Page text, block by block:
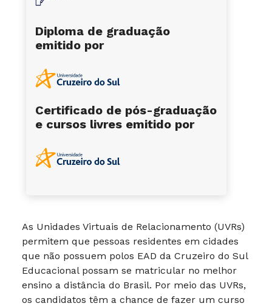
As Unidades Virtuais de Relacionamento (UVRs)
permitem que pessoas residentes em cidades
que não possuem polos EAD da Cruzeiro do Sul
Educacional possam se matricular no melhor
ensino a distância do Brasil. Por meio das UVRs,
os candidatos têm a chance de fazer um curso
Diploma de graduação
emitido por
Certificado de pós-graduação
e cursos livres emitido por